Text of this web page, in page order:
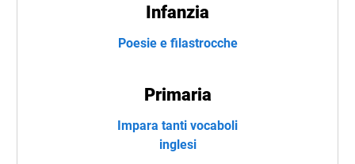
Infanzia
Poesie e filastrocche
Primaria
Impara tanti vocaboli
inglesi